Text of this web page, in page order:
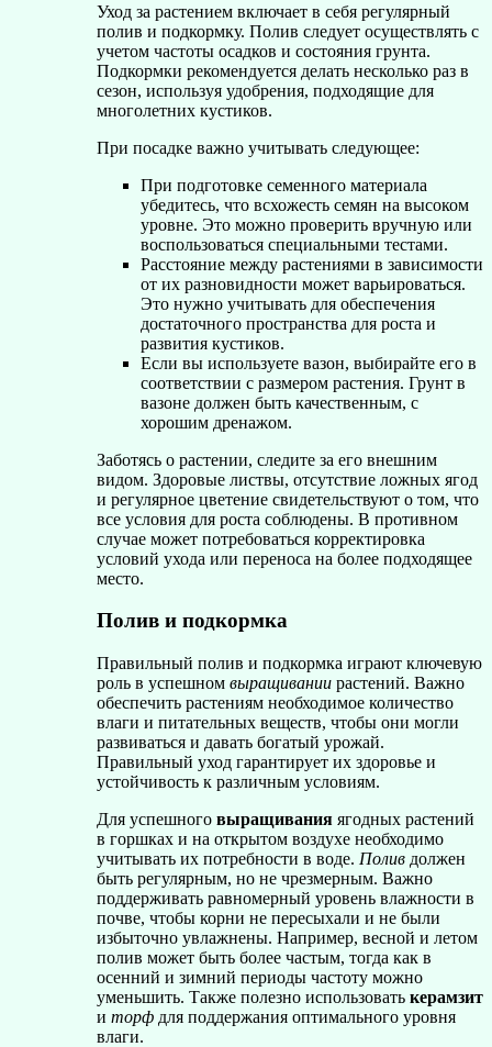
Уход за растением включает в себя регулярный
полив и подкормку. Полив следует осуществлять с
учетом частоты осадков и состояния грунта.
Подкормки рекомендуется делать несколько раз в
сезон, используя удобрения, подходящие для
многолетних кустиков.
При посадке важно учитывать следующее:
При подготовке семенного материала
убедитесь, что всхожесть семян на высоком
уровне. Это можно проверить вручную или
воспользоваться специальными тестами.
Расстояние между растениями в зависимости
от их разновидности может варьироваться.
Это нужно учитывать для обеспечения
достаточного пространства для роста и
развития кустиков.
Если вы используете вазон, выбирайте его в
соответствии с размером растения. Грунт в
вазоне должен быть качественным, с
хорошим дренажом.
Заботясь о растении, следите за его внешним
видом. Здоровые листвы, отсутствие ложных ягод
и регулярное цветение свидетельствуют о том, что
все условия для роста соблюдены. В противном
случае может потребоваться корректировка
условий ухода или переноса на более подходящее
место.
Полив и подкормка
Правильный полив и подкормка играют ключевую
роль в успешном выращивании растений. Важно
обеспечить растениям необходимое количество
влаги и питательных веществ, чтобы они могли
развиваться и давать богатый урожай.
Правильный уход гарантирует их здоровье и
устойчивость к различным условиям.
Для успешного выращивания ягодных растений
в горшках и на открытом воздухе необходимо
учитывать их потребности в воде. Полив должен
быть регулярным, но не чрезмерным. Важно
поддерживать равномерный уровень влажности в
почве, чтобы корни не пересыхали и не были
избыточно увлажнены. Например, весной и летом
полив может быть более частым, тогда как в
осенний и зимний периоды частоту можно
уменьшить. Также полезно использовать керамзит
и торф для поддержания оптимального уровня
влаги.